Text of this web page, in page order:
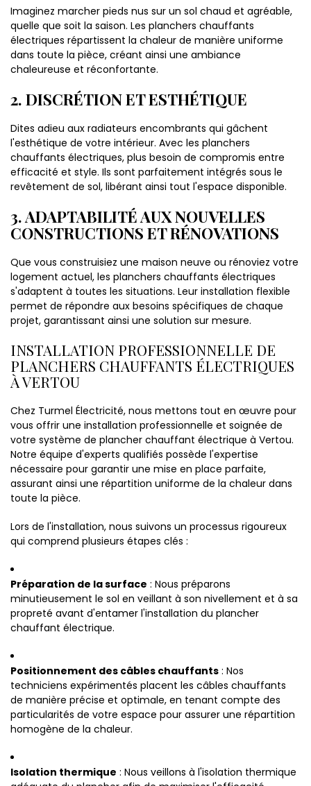
Imaginez marcher pieds nus sur un sol chaud et agréable,
quelle que soit la saison. Les planchers chauffants
électriques répartissent la chaleur de manière uniforme
dans toute la pièce, créant ainsi une ambiance
chaleureuse et réconfortante.
2. DISCRÉTION ET ESTHÉTIQUE
Dites adieu aux radiateurs encombrants qui gâchent
l'esthétique de votre intérieur. Avec les planchers
chauffants électriques, plus besoin de compromis entre
efficacité et style. Ils sont parfaitement intégrés sous le
revêtement de sol, libérant ainsi tout l'espace disponible.
3. ADAPTABILITÉ AUX NOUVELLES
CONSTRUCTIONS ET RÉNOVATIONS
Que vous construisiez une maison neuve ou rénoviez votre
logement actuel, les planchers chauffants électriques
s'adaptent à toutes les situations. Leur installation flexible
permet de répondre aux besoins spécifiques de chaque
projet, garantissant ainsi une solution sur mesure.
INSTALLATION PROFESSIONNELLE DE
PLANCHERS CHAUFFANTS ÉLECTRIQUES
À VERTOU
Chez Turmel Électricité, nous mettons tout en œuvre pour
vous offrir une installation professionnelle et soignée de
votre système de plancher chauffant électrique à Vertou.
Notre équipe d'experts qualifiés possède l'expertise
nécessaire pour garantir une mise en place parfaite,
assurant ainsi une répartition uniforme de la chaleur dans
toute la pièce.
Lors de l'installation, nous suivons un processus rigoureux
qui comprend plusieurs étapes clés :
Préparation de la surface : Nous préparons
minutieusement le sol en veillant à son nivellement et à sa
propreté avant d'entamer l'installation du plancher
chauffant électrique.
Positionnement des câbles chauffants : Nos
techniciens expérimentés placent les câbles chauffants
de manière précise et optimale, en tenant compte des
particularités de votre espace pour assurer une répartition
homogène de la chaleur.
Isolation thermique : Nous veillons à l'isolation thermique